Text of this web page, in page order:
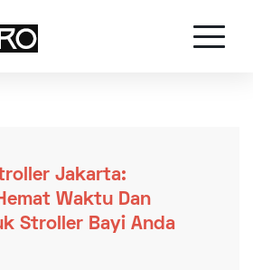
Jakarta:
Waktu Dan
Stroller Bayi Anda